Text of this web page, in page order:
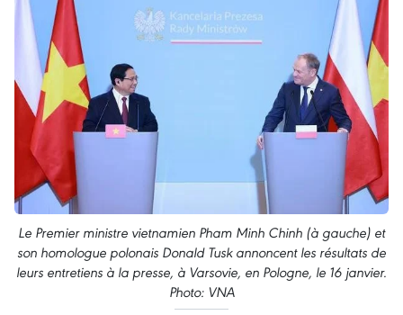
Le Premier ministre vietnamien Pham Minh Chinh (à gauche) et
son homologue polonais Donald Tusk annoncent les résultats de
leurs entretiens à la presse, à Varsovie, en Pologne, le 16 janvier.
Photo: VNA